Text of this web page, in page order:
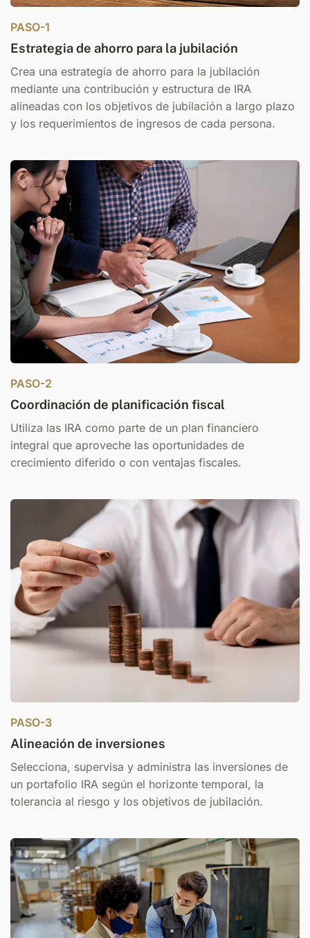
PASO-1
Estrategia de ahorro para la jubilación
Crea una estrategia de ahorro para la jubilación
mediante una contribución y estructura de IRA
alineadas con los objetivos de jubilación a largo plazo
y los requerimientos de ingresos de cada persona.
PASO-2
Coordinación de planificación fiscal
Utiliza las IRA como parte de un plan financiero
integral que aproveche las oportunidades de
crecimiento diferido o con ventajas fiscales.
PASO-3
Alineación de inversiones
Selecciona, supervisa y administra las inversiones de
un portafolio IRA según el horizonte temporal, la
tolerancia al riesgo y los objetivos de jubilación.